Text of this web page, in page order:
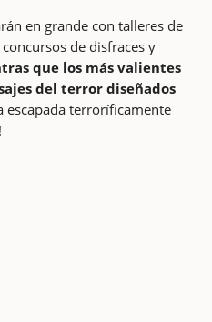
en grande con talleres de
de disfraces y
que los más valientes
del terror diseñados
escapada terroríficamente